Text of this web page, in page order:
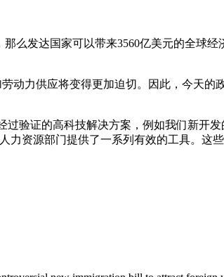
么发达国家可以带来3560亿美元的全球
动力供应将变得更加迫切。因此，今天
过验证的高科技解决方案，例如我们新
力资源部门提供了一系列有效的工具。这